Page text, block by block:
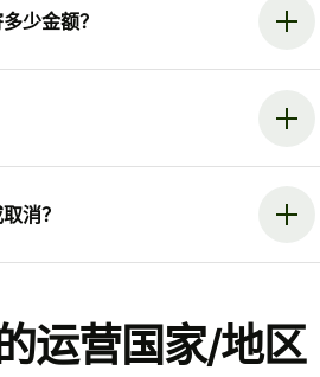
少金额？
消？
运营国家/地区